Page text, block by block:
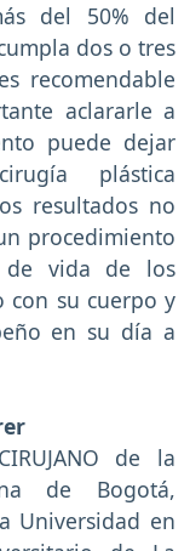
del 50% del
dos o tres
recomendable
aclararle a
puede dejar
plástica
resultados no
procedimiento
de vida de los
con su cuerpo y
en su día a
de la
de Bogotá,
Universidad en